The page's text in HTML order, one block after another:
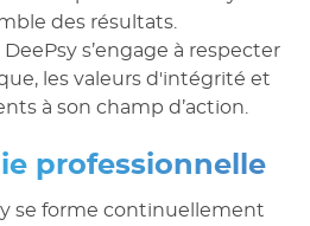
des résultats.
s’engage à respecter
les valeurs d'intégrité et
à son champ d’action.
professionnelle
se forme continuellement